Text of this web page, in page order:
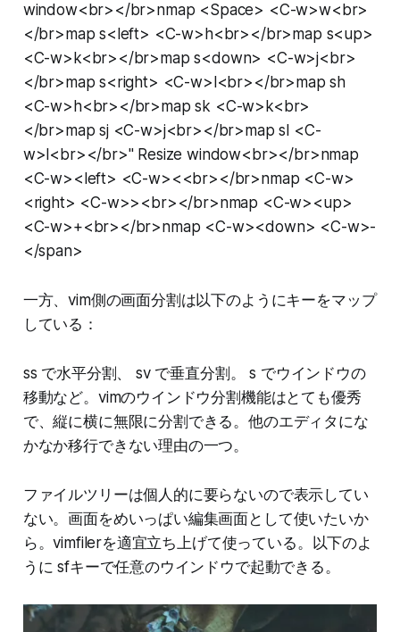
window<br></br>nmap <Space> <C-w>w<br>
</br>map s<left> <C-w>h<br></br>map s<up>
<C-w>k<br></br>map s<down> <C-w>j<br>
</br>map s<right> <C-w>l<br></br>map sh
<C-w>h<br></br>map sk <C-w>k<br>
</br>map sj <C-w>j<br></br>map sl <C-
w>l<br></br>" Resize window<br></br>nmap
<C-w><left> <C-w><<br></br>nmap <C-w>
<right> <C-w>><br></br>nmap <C-w><up>
<C-w>+<br></br>nmap <C-w><down> <C-w>-
</span>
一方、vim側の画面分割は以下のようにキーをマップ
している：
ss で水平分割、 sv で垂直分割。 s でウインドウの
移動など。vimのウインドウ分割機能はとても優秀
で、縦に横に無限に分割できる。他のエディタにな
かなか移行できない理由の一つ。
ファイルツリーは個人的に要らないので表示してい
ない。画面をめいっぱい編集画面として使いたいか
ら。vimfilerを適宜立ち上げて使っている。以下のよ
うに sfキーで任意のウインドウで起動できる。